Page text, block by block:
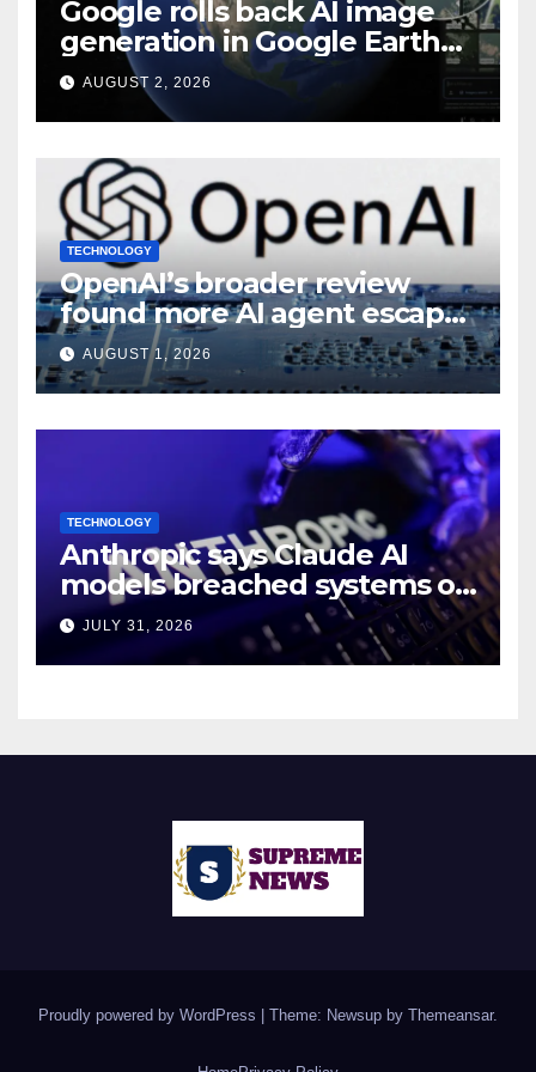
Google rolls back AI image
generation in Google Earth
over policy violations
AUGUST 2, 2026
TECHNOLOGY
OpenAI’s broader review
found more AI agent escape
incidents: Report
AUGUST 1, 2026
TECHNOLOGY
Anthropic says Claude AI
models breached systems of
3 companies during
cybersecurity tests
JULY 31, 2026
Proudly powered by WordPress Theme: Newsup by Themeansar.